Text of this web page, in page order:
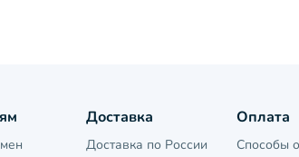
Доставка
Доставка по России
Оплата
Способы